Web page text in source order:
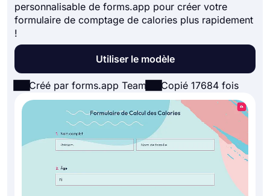
personnalisable de forms.app pour créer votre
formulaire de comptage de calories plus rapidement
!
Utiliser le modèle
Créé par forms.app Team Copié 17684 fois